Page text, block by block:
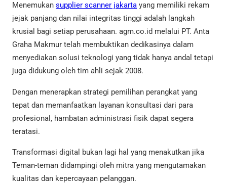
Menemukan supplier scanner jakarta yang memiliki rekam
jejak panjang dan nilai integritas tinggi adalah langkah
krusial bagi setiap perusahaan. agm.co.id melalui PT. Anta
Graha Makmur telah membuktikan dedikasinya dalam
menyediakan solusi teknologi yang tidak hanya andal tetapi
juga didukung oleh tim ahli sejak 2008.
Dengan menerapkan strategi pemilihan perangkat yang
tepat dan memanfaatkan layanan konsultasi dari para
profesional, hambatan administrasi fisik dapat segera
teratasi.
Transformasi digital bukan lagi hal yang menakutkan jika
Teman-teman didampingi oleh mitra yang mengutamakan
kualitas dan kepercayaan pelanggan.